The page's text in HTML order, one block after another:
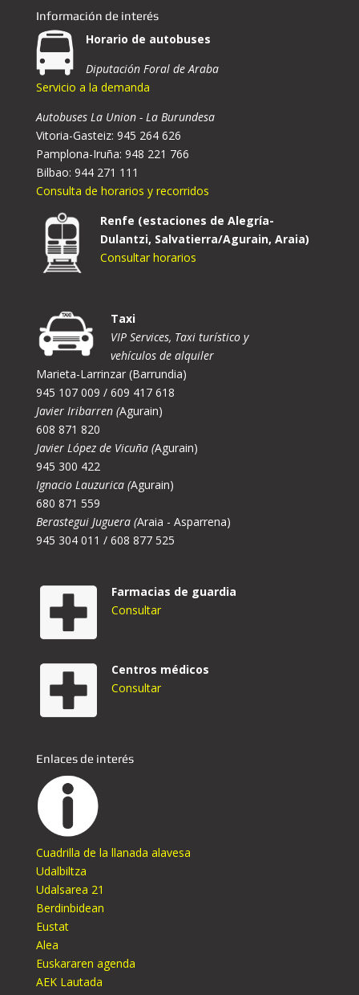
Información de interés
Horario de autobuses
Diputación Foral de Araba
Servicio a la demanda
Autobuses La Union - La Burundesa
Vitoria-Gasteiz: 945 264 626
Pamplona-Iruña: 948 221 766
Bilbao: 944 271 111
Consulta de horarios y recorridos
Renfe (estaciones de Alegría-
Dulantzi, Salvatierra/Agurain, Araia)
Consultar horarios
Taxi
VIP Services, Taxi turístico y
vehículos de alquiler
Marieta-Larrinzar (Barrundia)
945 107 009 / 609 417 618
Javier Iribarren (Agurain)
608 871 820
Javier López de Vicuña (Agurain)
945 300 422
Ignacio Lauzurica (Agurain)
680 871 559
Berastegui Juguera (Araia - Asparrena)
945 304 011 / 608 877 525
Farmacias de guardia
Consultar
Centros médicos
Consultar
Enlaces de interés
Cuadrilla de la llanada alavesa
Udalbiltza
Udalsarea 21
Berdinbidean
Eustat
Alea
Euskararen agenda
AEK Lautada